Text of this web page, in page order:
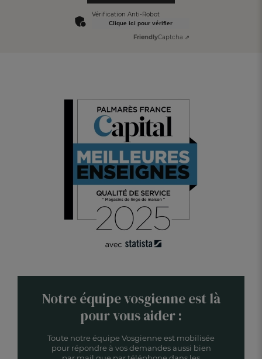
Vérification Anti-Robot
Clique ici pour vérifier
FriendlyCaptcha ⇗
Notre équipe vosgienne est là
pour vous aider :
Toute notre équipe Vosgienne est mobilisée
pour répondre à vos demandes aussi bien